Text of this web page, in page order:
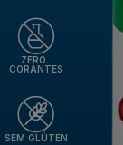
ZERO
CORANTES
SEM GLÚTEN